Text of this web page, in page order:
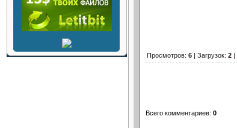
Просмотров: 6 | Загрузок: 2 |
Всего комментариев: 0